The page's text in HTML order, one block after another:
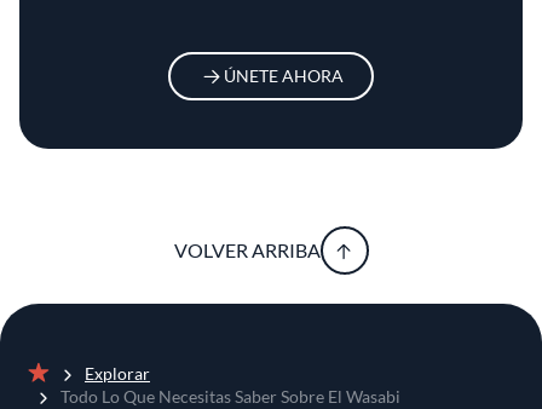
ÚNETE AHORA
VOLVER ARRIBA
Inicio
Explorar
Todo Lo Que Necesitas Saber Sobre El Wasabi